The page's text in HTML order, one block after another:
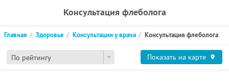
Консультация флеболога
По рейтингу
Главная Здоровье Консультации у врача Консультация флеболога
Показать на карте